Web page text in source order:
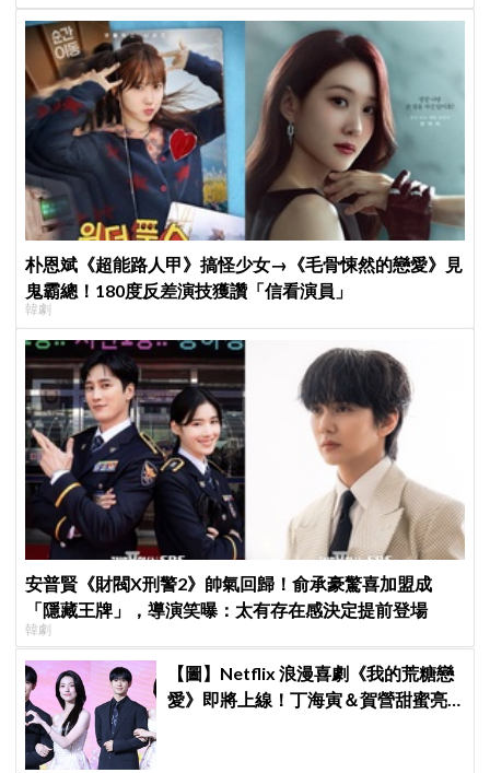
朴恩斌《超能路人甲》搞怪少女→《毛骨悚然的戀愛》見
鬼霸總！180度反差演技獲讚「信看演員」
韓劇
安普賢《財閥X刑警2》帥氣回歸！俞承豪驚喜加盟成
「隱藏王牌」，導演笑曝：太有存在感決定提前登場
韓劇
【圖】Netflix 浪漫喜劇《我的荒糖戀
愛》即將上線！丁海寅＆賀營甜蜜亮